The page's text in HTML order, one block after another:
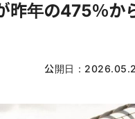
昨年の475％か
公開日：